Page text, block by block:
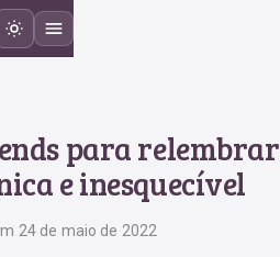
para relembrar
e inesquecível
24 de maio de 2022